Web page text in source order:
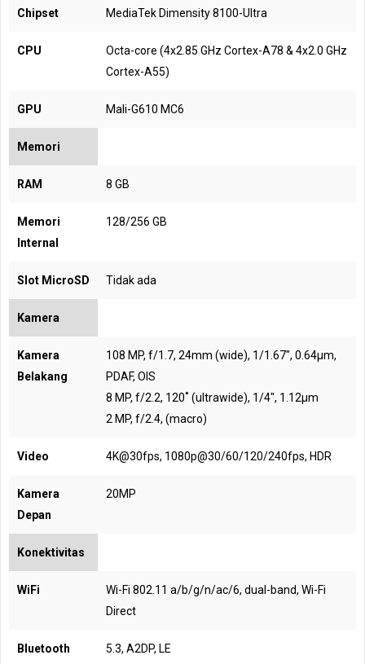
Chipset MediaTek Dimensity 8100-Ultra
CPU
Octa-core (4x2.85 GHz Cortex-A78 & 4x2.0 GHz
Cortex-A55)
GPU Mali-G610 MC6
Memori
RAM 8 GB
Memori
Internal
128/256 GB
Slot MicroSD Tidak ada
Kamera
Kamera
Belakang
108 MP, f/1.7, 24mm (wide), 1/1.67", 0.64µm,
PDAF, OIS
8 MP, f/2.2, 120˚ (ultrawide), 1/4", 1.12µm
2 MP, f/2.4, (macro)
Video 4K@30fps, 1080p@30/60/120/240fps, HDR
Kamera
Depan
20MP
Konektivitas
WiFi
Wi-Fi 802.11 a/b/g/n/ac/6, dual-band, Wi-Fi
Direct
Bluetooth 5.3, A2DP, LE